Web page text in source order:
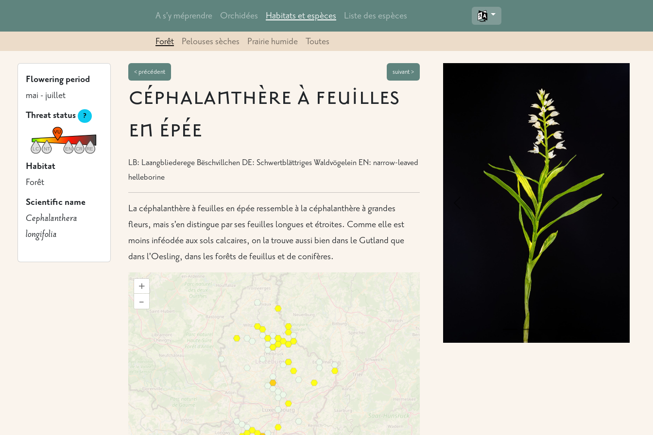
A s'y méprendre Orchidées Habitats et espèces Liste des espèces
Forêt Pelouses sèches Prairie humide Toutes
Flowering period
mai - juillet
Threat status
?
Habitat
Forêt
Scientific name
Cephalanthera
longifolia
< précédent suivant >
céphalanthère à feuilles
en épée
LB: Laangbliederege Bëschvillchen DE: Schwertblättriges Waldvögelein EN: narrow-leaved
helleborine
La céphalanthère à feuilles en épée ressemble à la céphalanthère à grandes
fleurs, mais s'en distingue par ses feuilles longues et étroites. Comme elle est
moins inféodée aux sols calcaires, on la trouve aussi bien dans le Gutland que
dans l'Oesling, dans les forêts de feuillus et de conifères.
+
–